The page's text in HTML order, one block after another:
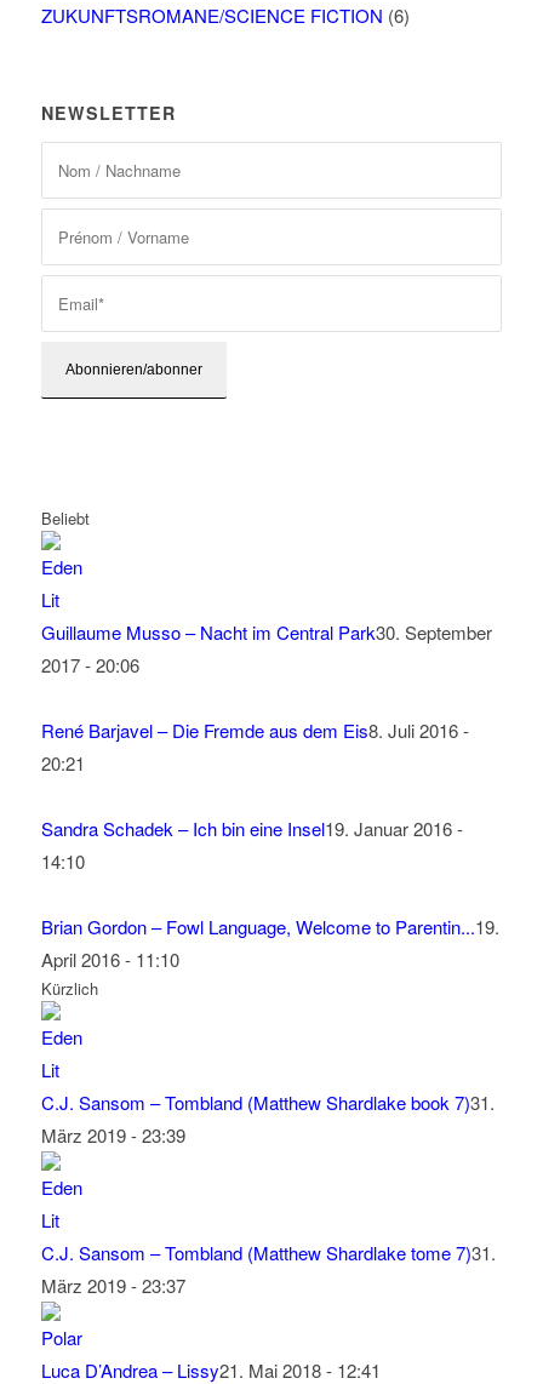
ZUKUNFTSROMANE/SCIENCE FICTION (6)
NEWSLETTER
Beliebt
Guillaume Musso – Nacht im Central Park30. September
2017 - 20:06
René Barjavel – Die Fremde aus dem Eis8. Juli 2016 -
20:21
Sandra Schadek – Ich bin eine Insel19. Januar 2016 -
14:10
Brian Gordon – Fowl Language, Welcome to Parentin...19.
April 2016 - 11:10
Kürzlich
C.J. Sansom – Tombland (Matthew Shardlake book 7)31.
März 2019 - 23:39
C.J. Sansom – Tombland (Matthew Shardlake tome 7)31.
März 2019 - 23:37
Luca D’Andrea – Lissy21. Mai 2018 - 12:41